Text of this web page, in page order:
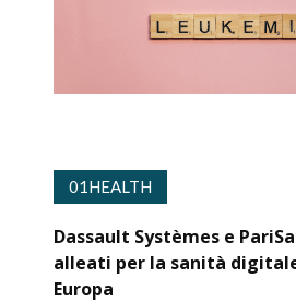
01HEALTH
Dassault Systèmes e
alleati per la sanità
Europa